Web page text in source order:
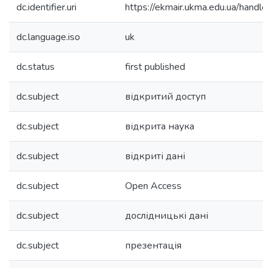
dc.identifier.uri https://ekmair.ukma.edu.ua/
dc.language.iso uk
dc.status first published
dc.subject відкритий доступ
dc.subject відкрита наука
dc.subject відкриті дані
dc.subject Open Access
dc.subject дослідницькі дані
dc.subject презентація